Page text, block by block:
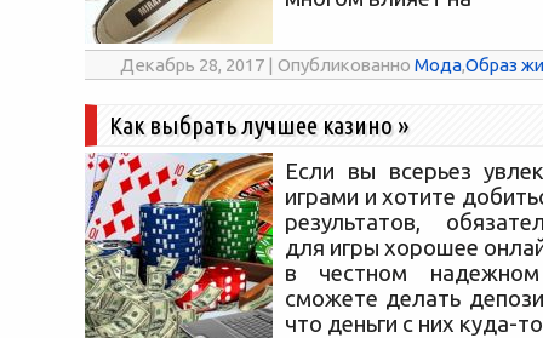
Декабрь 28, 2017 | Опубликованно Мода,Образ
Как выбрать лучшее казино»
Если вы всерьез
играми и хотите
результатов,
для игры хорошее
в честном
сможете делать
что деньги с них куда-